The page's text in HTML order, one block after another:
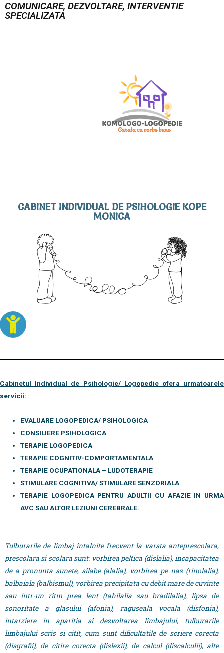
COMUNICARE, DEZVOLTARE, INTERVENTIE
SPECIALIZATA
CABINET INDIVIDUAL DE PSIHOLOGIE KOPE
MONICA
Cabinetul Individual de Psihologie/ Logopedie ofera urmatoarele
servicii:
EVALUARE LOGOPEDICA/ PSIHOLOGICA
CONSILIERE PSIHOLOGICA
TERAPIE LOGOPEDICA
TERAPIE COGNITIV-COMPORTAMENTALA
TERAPIE OCUPATIONALA – LUDOTERAPIE
STIMULARE COGNITIVA/ STIMULARE SENZORIALA
TERAPIE LOGOPEDICA PENTRU ADULTII CU AFAZIE IN URMA
AVC SAU ALTOR LEZIUNI CEREBRALE.
Tulburarile de limbaj intalnite frecvent la varsta anteprescolara,
prescolara si scolara sunt: vorbirea peltica (dislalia), incapacitatea
de a pronunta sunete, silabe (alalia), vorbirea pe nas (rinolalia),
balbaiala (balbismul), vorbirea precipitata cu debit mare de cuvinte
sau intr-un ritm prea lent (tahilalia sau bradilalia), lipsa de
sonoritate a glasului (afonia), raguseala vocala (disfonia),
intarziere in aparitia si dezvoltarea limbajului, tulburarile
limbajului scris si citit, cum sunt dificultatile de scriere corecta
(disgrafii), de citire corecta (dislexii), de calcul (discalculii), alte